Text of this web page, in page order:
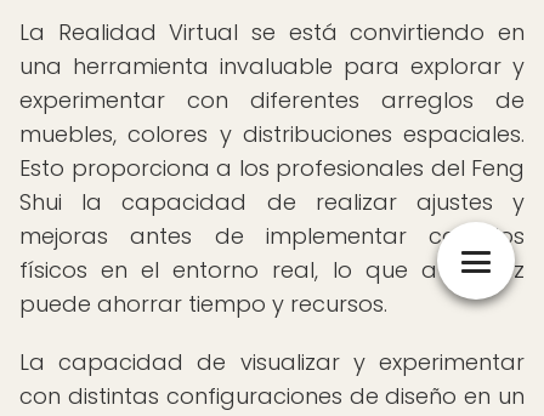
La Realidad Virtual se está convirtiendo en
una herramienta invaluable para explorar y
experimentar con diferentes arreglos de
muebles, colores y distribuciones espaciales.
Esto proporciona a los profesionales del Feng
Shui la capacidad de realizar ajustes y
mejoras antes de implementar cambios
físicos en el entorno real, lo que a su vez
puede ahorrar tiempo y recursos.
La capacidad de visualizar y experimentar
con distintas configuraciones de diseño en un